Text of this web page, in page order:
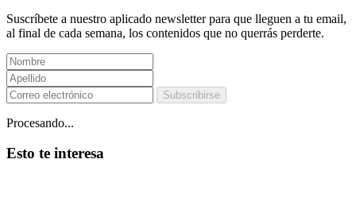
Suscríbete a nuestro aplicado newsletter para que lleguen a tu email,
al final de cada semana, los contenidos que no querrás perderte.
Subscribirse
Procesando...
Esto te interesa